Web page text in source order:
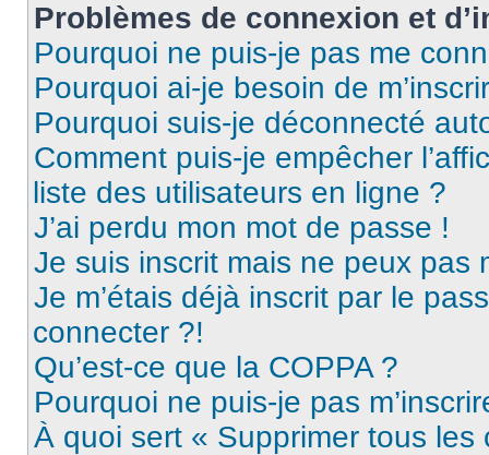
Problèmes de connexion et
Pourquoi ne puis-je pas me
Pourquoi ai-je besoin de
Pourquoi suis-je déconnecté
Comment puis-je empêcher
liste des utilisateurs en ligne ?
J’ai perdu mon mot de passe !
Je suis inscrit mais ne peux pas
Je m’étais déjà inscrit par le
connecter ?!
Qu’est-ce que la COPPA ?
Pourquoi ne puis-je pas
À quoi sert « Supprimer tous les